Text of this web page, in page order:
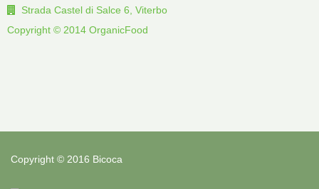
Strada Castel di Salce 6, Viterbo
Copyright © 2014 OrganicFood
Copyright © 2016 Bicoca